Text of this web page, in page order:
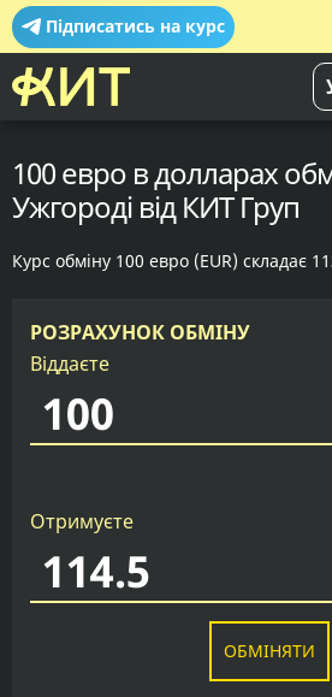
Підписатись на курс
100 евро в долларах
Ужгороді від КИТ Груп
Курс обміну 100 евро (EUR) складає
РОЗРАХУНОК ОБМІНУ
Віддаєте
Отримуєте
ОБМІНЯТИ